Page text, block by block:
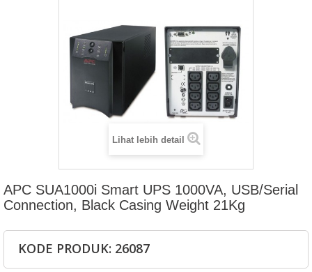
Lihat lebih detail
APC SUA1000i Smart UPS 1000VA, USB/Serial
Connection, Black Casing Weight 21Kg
KODE PRODUK: 26087